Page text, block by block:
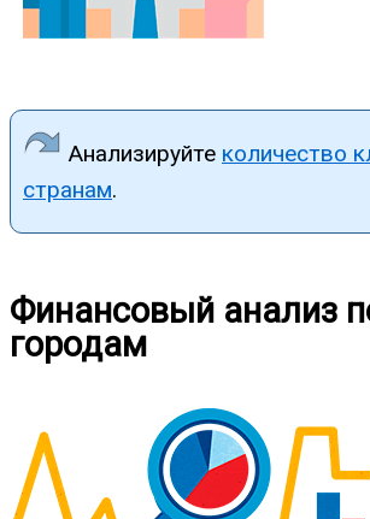
Анализируйте количество
странам.
Финансовый анализ
городам